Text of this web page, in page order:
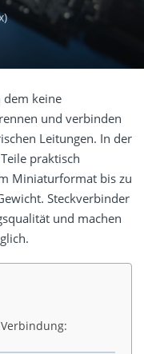
dem keine
und verbinden
Leitungen. In der
praktisch
Miniaturformat bis zu
Steckverbinder
und machen